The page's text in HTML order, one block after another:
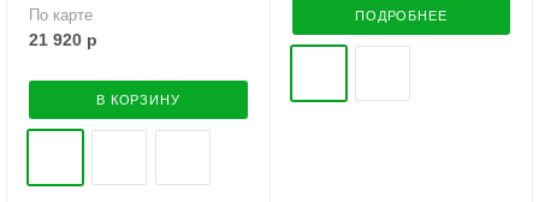
По карте
21 920 р
В КОРЗИНУ
ПОДРОБНЕЕ